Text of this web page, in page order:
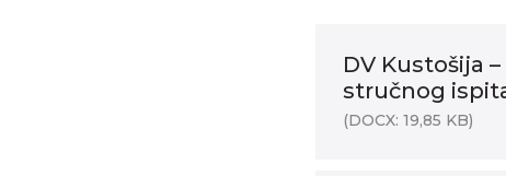
DV Kustošija
stručnog
(DOCX: 19,85 KB)